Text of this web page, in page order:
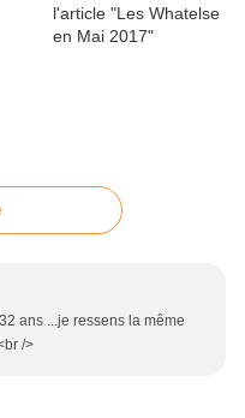
ans ...je ressens la même
/>